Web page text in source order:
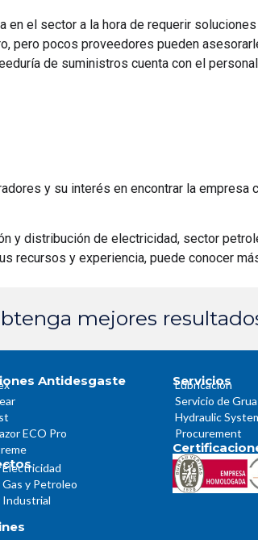
en el sector a la hora de requerir
pero pocos proveedores pueden
de suministros cuenta con el
y su interés en encontrar la
y distribución de electricidad, sector
recursos y experiencia, puede conocer
mejores
Antidesgaste
ECO Pro
y Petroleo
Industrial
Servicios
Lubricación
Servicio de
Hydraulic
Procurement